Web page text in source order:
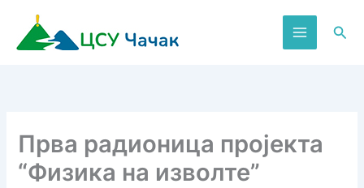
садржај
Прва радионица пројекта
“Физика на изволте”